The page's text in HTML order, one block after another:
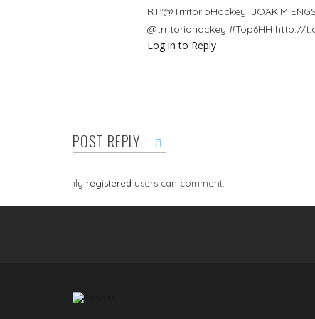
RT"@TrritorioHockey: JOAKIM
@trritoriohockey #Top6HH http://
Log in to Reply
POST REPLY
Only registered users can comment.